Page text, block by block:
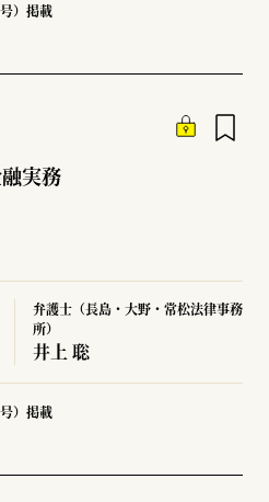
）掲載
実務
弁護士（長島・大野・常松法律事務
所）
井上 聡
）掲載